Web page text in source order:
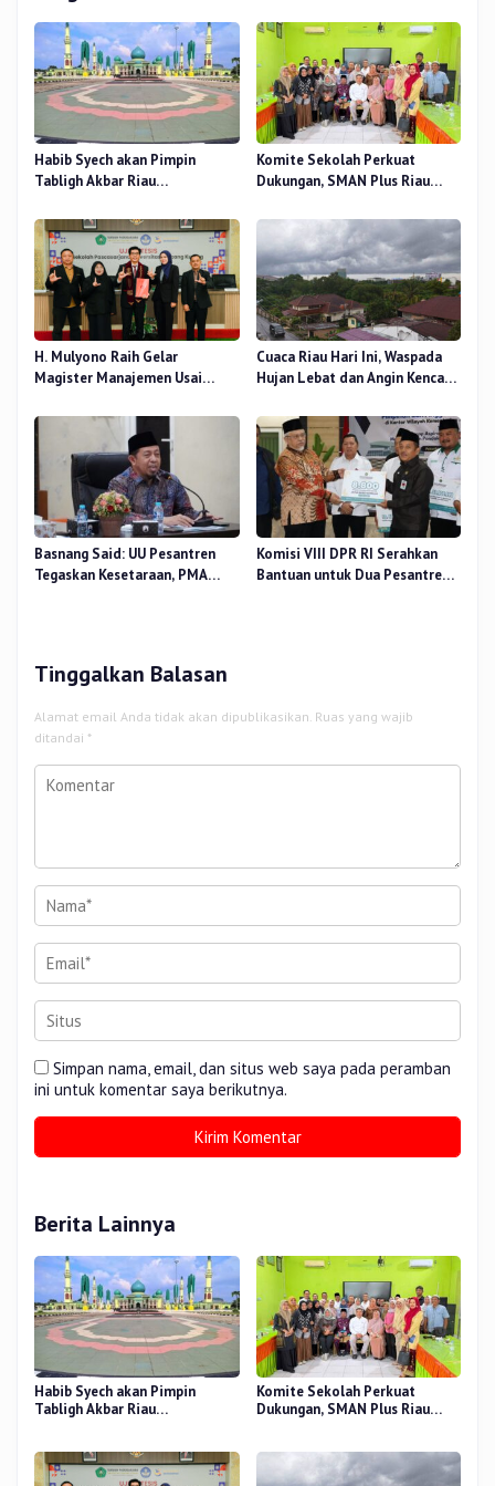
Habib Syech akan Pimpin
Tabligh Akbar Riau
Nur, Besok
Komite Sekolah Perkuat
Dukungan, SMAN Plus Riau
Pendidikan
H. Mulyono Raih Gelar
Magister Manajemen Usai
Terhadap Beban Kerja
Cuaca Riau Hari Ini, Waspada
Hujan Lebat dan Angin Kencang
Basnang Said: UU Pesantren
Tegaskan Kesetaraan, PMA
Komisi VIII DPR RI Serahkan
Bantuan untuk Dua Pesantren
Tinggalkan Balasan
Alamat email Anda tidak akan dipublikasikan. Ruas yang wajib
ditandai *
Simpan nama, email, dan situs web saya pada peramban
ini untuk komentar saya berikutnya.
Berita Lainnya
Habib Syech akan Pimpin
Tabligh Akbar Riau
Komite Sekolah Perkuat
Dukungan, SMAN Plus Riau